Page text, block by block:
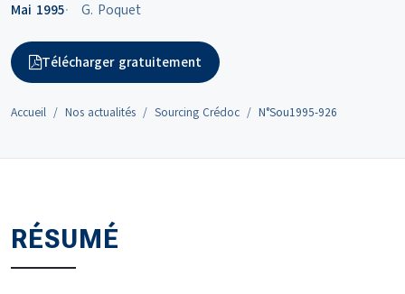
Mai 1995 G. Poquet
Télécharger gratuitement
Accueil Nos actualités Sourcing Crédoc N°Sou1995-926
RÉSUMÉ